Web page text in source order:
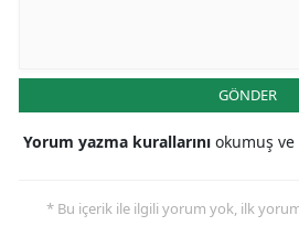
GÖNDER
Yorum yazma kurallarını okumuş ve
* Bu içerik ile ilgili yorum yok, ilk